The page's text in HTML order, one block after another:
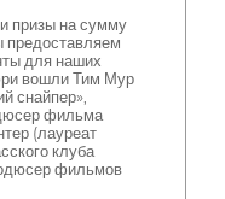
призы на сумму
для наших
вошли Тим Мур
снайпер»,
фильма
(лауреат
клуба
фильмов